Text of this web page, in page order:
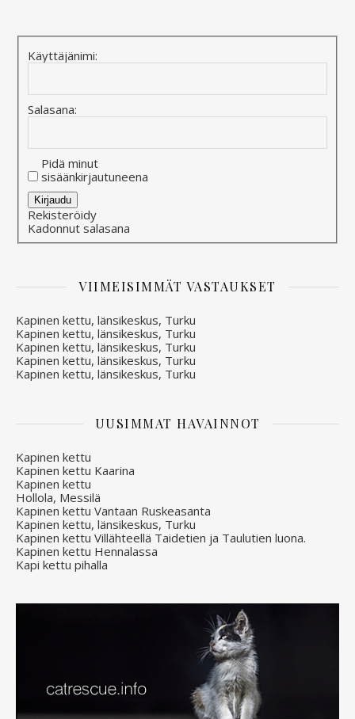
Käyttäjänimi:
Salasana:
Pidä minut
sisäänkirjautuneena
Alternative:
Kirjaudu
Rekisteröidy
Kadonnut salasana
VIIMEISIMMÄT VASTAUKSET
Kapinen kettu, länsikeskus, Turku
Kapinen kettu, länsikeskus, Turku
Kapinen kettu, länsikeskus, Turku
Kapinen kettu, länsikeskus, Turku
Kapinen kettu, länsikeskus, Turku
UUSIMMAT HAVAINNOT
Kapinen kettu
Kapinen kettu Kaarina
Kapinen kettu
Hollola, Messilä
Kapinen kettu Vantaan Ruskeasanta
Kapinen kettu, länsikeskus, Turku
Kapinen kettu Villähteellä Taidetien ja Taulutien luona.
Kapinen kettu Hennalassa
Kapi kettu pihalla